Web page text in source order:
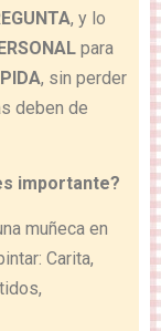
, y lo
para
, sin perder
deben de
importante?
muñeca en
Carita,